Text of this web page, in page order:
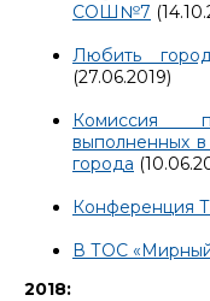
СОШ№7
Любить
(27.06.2019)
Комиссия
выполненных
города
Конференция
В ТОС
2018: